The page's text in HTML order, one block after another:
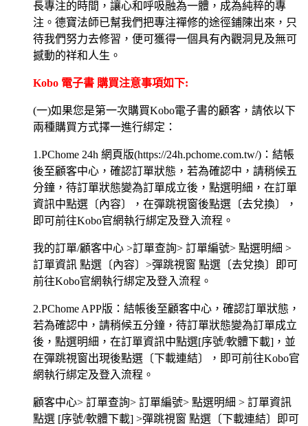
長專注的時間，讓心和呼吸融為一體，成為純粹的專
注。德寶法師已幫我們把專注禪修的途徑鋪陳出來，只
待我們努力去修習，便可獲得一個具有內觀洞見及無可
撼動的祥和人生。
Kobo 電子書 購買注意事項如下:
(一)如果您是第一次購買Kobo電子書的顧客，請依以下
兩種購買方式擇一進行綁定：
1.PChome 24h 網頁版(https://24h.pchome.com.tw/)：結帳
後至顧客中心，確認訂單狀態，若為確認中，請稍候五
分鐘，待訂單狀態變為訂單成立後，點選明細，在訂單
資訊中點選〔內容〕，在彈跳視窗後點選〔去兌換〕，
即可前往Kobo官網執行綁定及登入流程。
我的訂單/顧客中心 >訂單查詢> 訂單編號> 點選明細 >
訂單資訊 點選〔內容〕>彈跳視窗 點選〔去兌換〕即可
前往Kobo官網執行綁定及登入流程。
2.PChome APP版：結帳後至顧客中心，確認訂單狀態，
若為確認中，請稍候五分鐘，待訂單狀態變為訂單成立
後，點選明細，在訂單資訊中點選[序號/軟體下載]，並
在彈跳視窗出現後點選〔下載連結〕，即可前往Kobo官
網執行綁定及登入流程。
顧客中心> 訂單查詢> 訂單編號> 點選明細 > 訂單資訊
點選 [序號/軟體下載] >彈跳視窗 點選〔下載連結〕即可